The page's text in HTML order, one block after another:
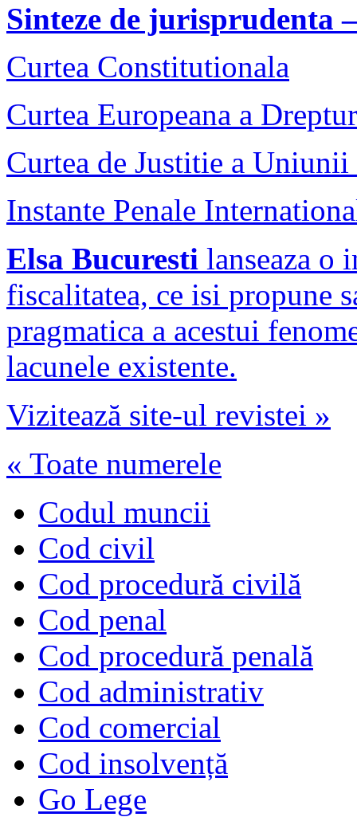
Sinteze de jurisprudenta
Curtea Constitutionala
Curtea Europeana a
Curtea de Justitie a Uniunii
Instante Penale
Elsa Bucuresti lanseaza o
fiscalitatea, ce isi propune
pragmatica a acestui
lacunele existente.
Vizitează site-ul revistei »
« Toate numerele
Codul muncii
Cod civil
Cod procedură civilă
Cod penal
Cod procedură penală
Cod administrativ
Cod comercial
Cod insolvență
Go Lege